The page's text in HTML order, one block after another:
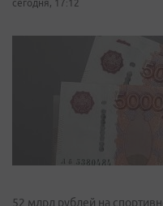
сегодня, 17:12
52 млрд рублей на